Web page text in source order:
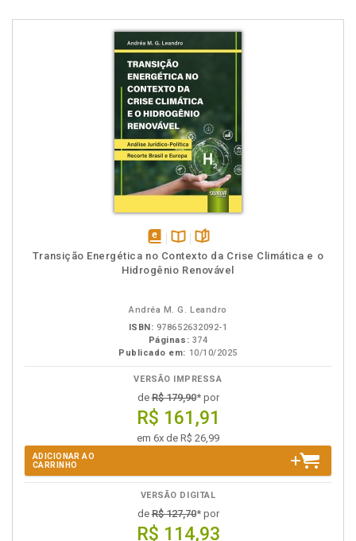
disponível
em
Disponível
na
páginas
Transição Energética no Contexto da Crise Climática e o
Hidrogênio Renovável
Andréa M. G. Leandro
ISBN: 978652632092-1
Páginas: 374
Publicado em: 10/10/2025
VERSÃO IMPRESSA
deR$ 179,90* por
R$ 161,91
em 6x de R$ 26,99
ADICIONAR AO
CARRINHO
VERSÃO DIGITAL
deR$ 127,70* por
R$ 114,93